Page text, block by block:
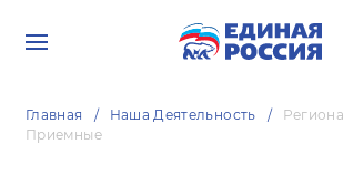
Главная Наша Деятельность
Приемные